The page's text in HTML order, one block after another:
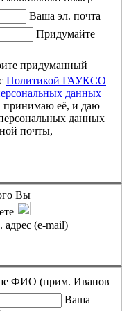
Ваша эл. почта
Придумайте
придуманный
Политикой ГАУКСО
данных
данных
почты,
Вы
адрес (e-mail)
ФИО (прим. Иванов
Ваша